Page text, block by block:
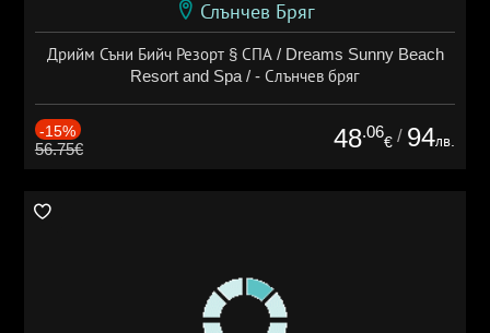
Слънчев Бряг
Дрийм Съни Бийч Резорт § СПА / Dreams Sunny Beach
Resort and Spa / - Слънчев бряг
-15%
56.75€ 48.06
€ / 94лв.